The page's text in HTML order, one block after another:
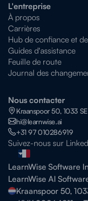
L'entreprise
À propos
Carrières
Hub de confiance et
Guides d'assistance
Feuille de route
Journal des
Nous contacter
Kraanspoor 50, 1033
hi@learnwise.ai
+31 97 010286919
Suivez-nous sur
LearnWise Software
LearnWise AI
Kraanspoor 50,